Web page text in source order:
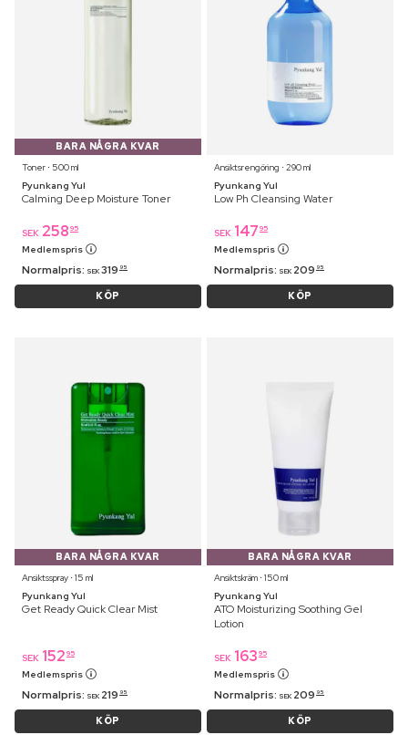
BARA NÅGRA KVAR
Toner ⋅ 500 ml
Pyunkang Yul
Calming Deep Moisture Toner
SEK 258 95
Medlemspris
Normalpris: SEK 319 95
KÖP
Ansiktsrengöring ⋅ 290 ml
Pyunkang Yul
Low Ph Cleansing Water
SEK 147 95
Medlemspris
Normalpris: SEK 209 95
KÖP
BARA NÅGRA KVAR
Ansiktsspray ⋅ 15 ml
Pyunkang Yul
Get Ready Quick Clear Mist
SEK 152 95
Medlemspris
Normalpris: SEK 219 95
KÖP
BARA NÅGRA KVAR
Ansiktskräm ⋅ 150 ml
Pyunkang Yul
ATO Moisturizing Soothing Gel
Lotion
SEK 163 95
Medlemspris
Normalpris: SEK 209 95
KÖP